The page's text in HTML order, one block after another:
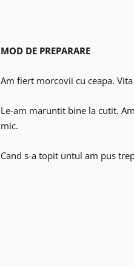
MOD DE PREPARARE
Am fiert morcovii cu ceapa.
Le-am maruntit bine la cutit.
mic.
Cand s-a topit untul am pus